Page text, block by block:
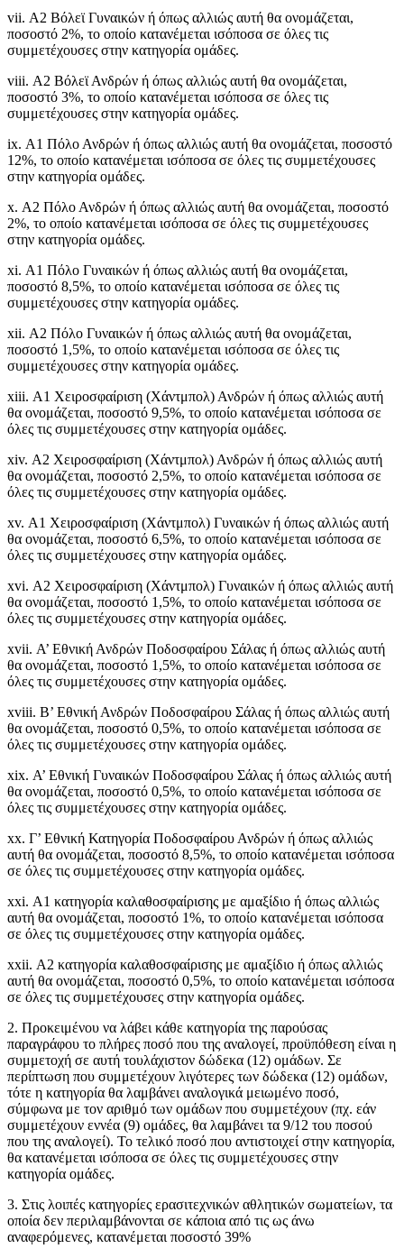
vii. Α2 Βόλεϊ Γυναικών ή όπως αλλιώς αυτή θα ονομάζεται,
ποσοστό 2%, το οποίο κατανέμεται ισόποσα σε όλες τις
συμμετέχουσες στην κατηγορία ομάδες.
viii. Α2 Βόλεϊ Ανδρών ή όπως αλλιώς αυτή θα ονομάζεται,
ποσοστό 3%, το οποίο κατανέμεται ισόποσα σε όλες τις
συμμετέχουσες στην κατηγορία ομάδες.
ix. Α1 Πόλο Ανδρών ή όπως αλλιώς αυτή θα ονομάζεται, ποσοστό
12%, το οποίο κατανέμεται ισόποσα σε όλες τις συμμετέχουσες
στην κατηγορία ομάδες.
x. Α2 Πόλο Ανδρών ή όπως αλλιώς αυτή θα ονομάζεται, ποσοστό
2%, το οποίο κατανέμεται ισόποσα σε όλες τις συμμετέχουσες
στην κατηγορία ομάδες.
xi. Α1 Πόλο Γυναικών ή όπως αλλιώς αυτή θα ονομάζεται,
ποσοστό 8,5%, το οποίο κατανέμεται ισόποσα σε όλες τις
συμμετέχουσες στην κατηγορία ομάδες.
xii. Α2 Πόλο Γυναικών ή όπως αλλιώς αυτή θα ονομάζεται,
ποσοστό 1,5%, το οποίο κατανέμεται ισόποσα σε όλες τις
συμμετέχουσες στην κατηγορία ομάδες.
xiii. Α1 Χειροσφαίριση (Χάντμπολ) Ανδρών ή όπως αλλιώς αυτή
θα ονομάζεται, ποσοστό 9,5%, το οποίο κατανέμεται ισόποσα σε
όλες τις συμμετέχουσες στην κατηγορία ομάδες.
xiv. Α2 Χειροσφαίριση (Χάντμπολ) Ανδρών ή όπως αλλιώς αυτή
θα ονομάζεται, ποσοστό 2,5%, το οποίο κατανέμεται ισόποσα σε
όλες τις συμμετέχουσες στην κατηγορία ομάδες.
xv. Α1 Χειροσφαίριση (Χάντμπολ) Γυναικών ή όπως αλλιώς αυτή
θα ονομάζεται, ποσοστό 6,5%, το οποίο κατανέμεται ισόποσα σε
όλες τις συμμετέχουσες στην κατηγορία ομάδες.
xvi. Α2 Χειροσφαίριση (Χάντμπολ) Γυναικών ή όπως αλλιώς αυτή
θα ονομάζεται, ποσοστό 1,5%, το οποίο κατανέμεται ισόποσα σε
όλες τις συμμετέχουσες στην κατηγορία ομάδες.
xvii. Α’ Εθνική Ανδρών Ποδοσφαίρου Σάλας ή όπως αλλιώς αυτή
θα ονομάζεται, ποσοστό 1,5%, το οποίο κατανέμεται ισόποσα σε
όλες τις συμμετέχουσες στην κατηγορία ομάδες.
xviii. Β’ Εθνική Ανδρών Ποδοσφαίρου Σάλας ή όπως αλλιώς αυτή
θα ονομάζεται, ποσοστό 0,5%, το οποίο κατανέμεται ισόποσα σε
όλες τις συμμετέχουσες στην κατηγορία ομάδες.
xix. Α’ Εθνική Γυναικών Ποδοσφαίρου Σάλας ή όπως αλλιώς αυτή
θα ονομάζεται, ποσοστό 0,5%, το οποίο κατανέμεται ισόποσα σε
όλες τις συμμετέχουσες στην κατηγορία ομάδες.
xx. Γ’ Εθνική Κατηγορία Ποδοσφαίρου Ανδρών ή όπως αλλιώς
αυτή θα ονομάζεται, ποσοστό 8,5%, το οποίο κατανέμεται ισόποσα
σε όλες τις συμμετέχουσες στην κατηγορία ομάδες.
xxi. Α1 κατηγορία καλαθοσφαίρισης με αμαξίδιο ή όπως αλλιώς
αυτή θα ονομάζεται, ποσοστό 1%, το οποίο κατανέμεται ισόποσα
σε όλες τις συμμετέχουσες στην κατηγορία ομάδες.
xxii. Α2 κατηγορία καλαθοσφαίρισης με αμαξίδιο ή όπως αλλιώς
αυτή θα ονομάζεται, ποσοστό 0,5%, το οποίο κατανέμεται ισόποσα
σε όλες τις συμμετέχουσες στην κατηγορία ομάδες.
2. Προκειμένου να λάβει κάθε κατηγορία της παρούσας
παραγράφου το πλήρες ποσό που της αναλογεί, προϋπόθεση είναι η
συμμετοχή σε αυτή τουλάχιστον δώδεκα (12) ομάδων. Σε
περίπτωση που συμμετέχουν λιγότερες των δώδεκα (12) ομάδων,
τότε η κατηγορία θα λαμβάνει αναλογικά μειωμένο ποσό,
σύμφωνα με τον αριθμό των ομάδων που συμμετέχουν (πχ. εάν
συμμετέχουν εννέα (9) ομάδες, θα λαμβάνει τα 9/12 του ποσού
που της αναλογεί). Το τελικό ποσό που αντιστοιχεί στην κατηγορία,
θα κατανέμεται ισόποσα σε όλες τις συμμετέχουσες στην
κατηγορία ομάδες.
3. Στις λοιπές κατηγορίες ερασιτεχνικών αθλητικών σωματείων, τα
οποία δεν περιλαμβάνονται σε κάποια από τις ως άνω
αναφερόμενες, κατανέμεται ποσοστό 39%